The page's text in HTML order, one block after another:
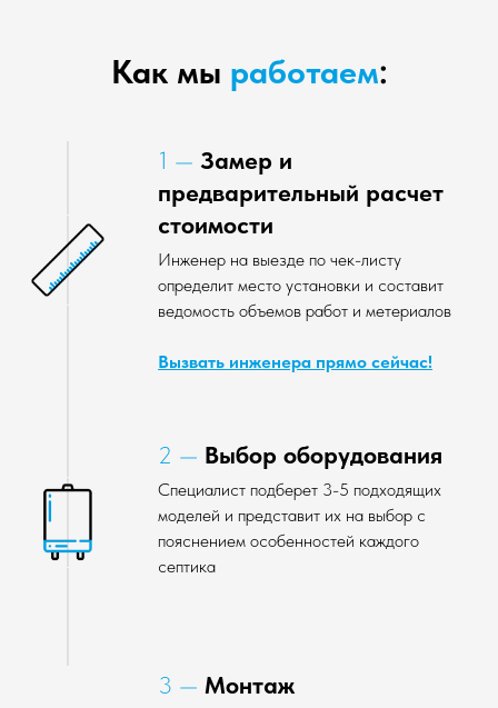
Как мы работаем:
1 — Замер и
предварительный расчет
стоимости
Инженер на выезде по чек-листу
определит место установки и составит
ведомость объемов работ и метериалов
Вызвать инженера прямо сейчас!
2 — Выбор оборудования
Специалист подберет 3-5 подходящих
моделей и представит их на выбор с
пояснением особенностей каждого
септика
3 — Монтаж